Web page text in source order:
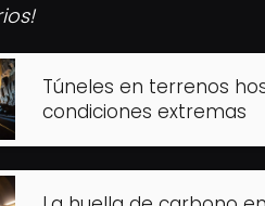
Túneles en terrenos
condiciones extremas